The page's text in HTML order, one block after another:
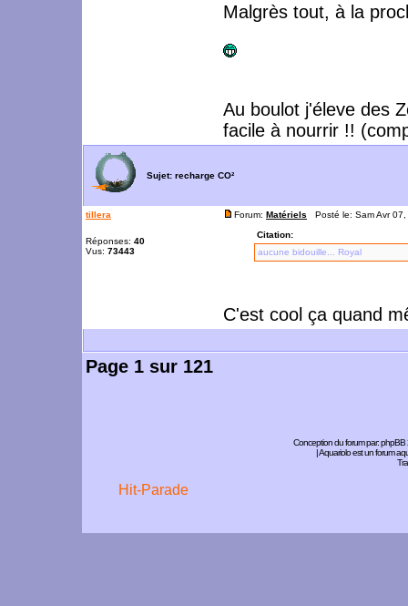
Malgrès tout, à la
Au boulot j'éleve des
facile à nourrir !!
Sujet: recharge CO²
tillera
Réponses: 40
Vus: 73443
Forum: Matériels Posté le: Sam Avr
Citation:
aucune bidouille... Royal
C'est cool ça quand
Page 1 sur 121
Conception du forum par:phpBB
| Aquariolo est un forum